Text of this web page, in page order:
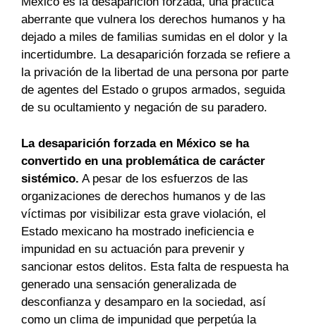
aberrante que vulnera los derechos humanos y ha
dejado a miles de familias sumidas en el dolor y la
incertidumbre. La desaparición forzada se refiere a
la privación de la libertad de una persona por parte
de agentes del Estado o grupos armados, seguida
de su ocultamiento y negación de su paradero.
La desaparición forzada en México se ha
convertido en una problemática de carácter
sistémico. A pesar de los esfuerzos de las
organizaciones de derechos humanos y de las
víctimas por visibilizar esta grave violación, el
Estado mexicano ha mostrado ineficiencia e
impunidad en su actuación para prevenir y
sancionar estos delitos. Esta falta de respuesta ha
generado una sensación generalizada de
desconfianza y desamparo en la sociedad, así
como un clima de impunidad que perpetúa la